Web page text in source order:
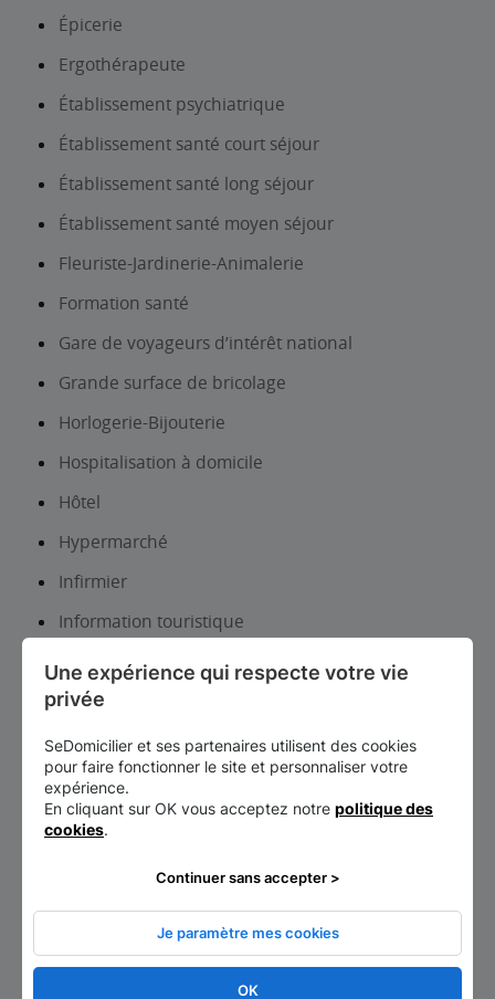
Épicerie
Ergothérapeute
Établissement psychiatrique
Établissement santé court séjour
Établissement santé long séjour
Établissement santé moyen séjour
Fleuriste-Jardinerie-Animalerie
Formation santé
Gare de voyageurs d’intérêt national
Grande surface de bricolage
Horlogerie-Bijouterie
Hospitalisation à domicile
Hôtel
Hypermarché
Infirmier
Information touristique
Institut de beauté-Onglerie
Institut universitaire
Laboratoire d analyses et de biologie médicale
Librairie, papeterie, journaux
Lieux d’exposition et patrimoine
technologique
Lycée d’enseignement professionnel
Une expérience qui respecte votre vie
privée
SeDomicilier et ses partenaires utilisent des cookies
pour faire fonctionner le site et personnaliser votre
expérience.
En cliquant sur OK vous acceptez notre politique des
cookies.
OK
Je paramètre mes cookies
Continuer sans accepter >